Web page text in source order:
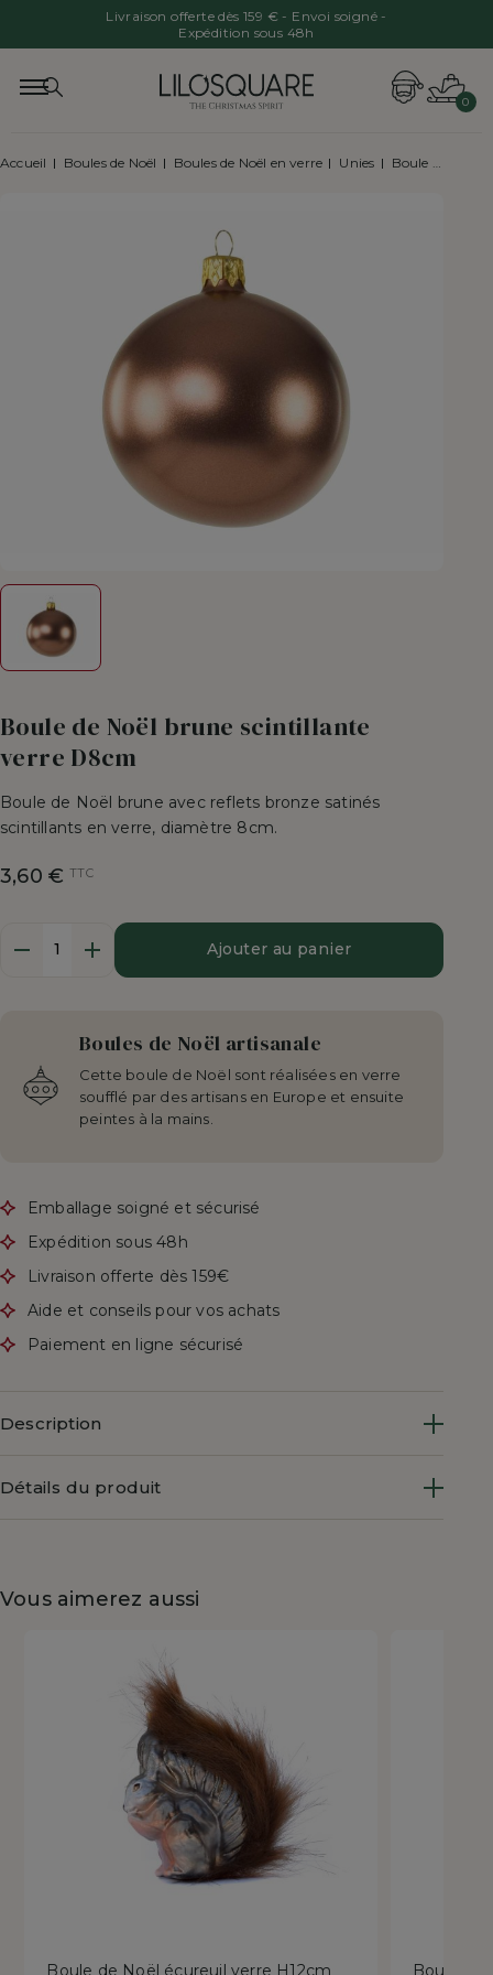
Livraison offerte dès 159 € - Envoi soigné -
Expédition sous 48h
0
Accueil Boules de Noël Boules de Noël en verre Unies Boule de Noël brune scintillante verre D8cm
Boule de Noël brune scintillante
verre D8cm
Boule de Noël brune avec reflets bronze satinés
scintillants en verre, diamètre 8cm.
3,60 € TTC
Ajouter au panier
Boules de Noël artisanale
Cette boule de Noël sont réalisées en verre
soufflé par des artisans en Europe et ensuite
peintes à la mains.
Emballage soigné et sécurisé
Expédition sous 48h
Livraison offerte dès 159€
Aide et conseils pour vos achats
Paiement en ligne sécurisé
Description
Détails du produit
Vous aimerez aussi
Boule de Noël écureuil verre H12cm Boule de